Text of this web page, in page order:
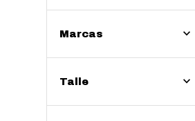
Marcas
Talle